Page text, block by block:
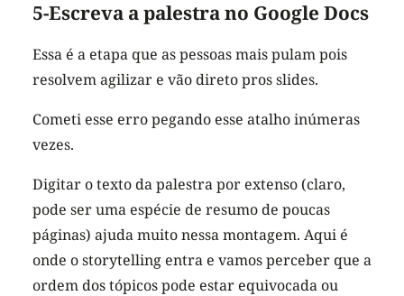
5-Escreva a palestra no Google Docs
Essa é a etapa que as pessoas mais pulam pois
resolvem agilizar e vão direto pros slides.
Cometi esse erro pegando esse atalho inúmeras
vezes.
Digitar o texto da palestra por extenso (claro,
pode ser uma espécie de resumo de poucas
páginas) ajuda muito nessa montagem. Aqui é
onde o storytelling entra e vamos perceber que a
ordem dos tópicos pode estar equivocada ou